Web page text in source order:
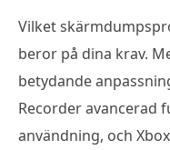
Vilket
beror på dina krav.
betydande
Recorder avancerad
användning, och